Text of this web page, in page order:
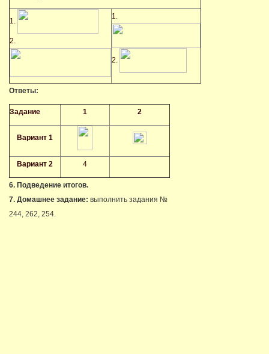
1.
2.
1.
2.
Ответы:
Задание 1 2
Вариант 1
Вариант 2 4
6. Подведение итогов.
7. Домашнее задание: выполнить задания №
244, 262, 254.